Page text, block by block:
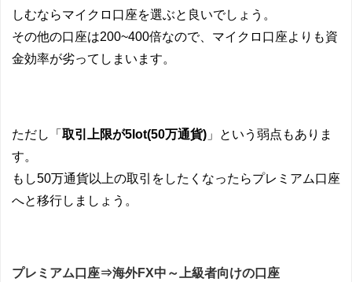
しむならマイクロ口座を選ぶと良いでしょう。
その他の口座は200~400倍なので、マイクロ口座よりも資
金効率が劣ってしまいます。
ただし「 取引上限が5lot(50万通貨) 」という弱点もありま
す。
もし50万通貨以上の取引をしたくなったらプレミアム口座
へと移行しましょう。
プレミアム口座⇒海外FX中～上級者向けの口座